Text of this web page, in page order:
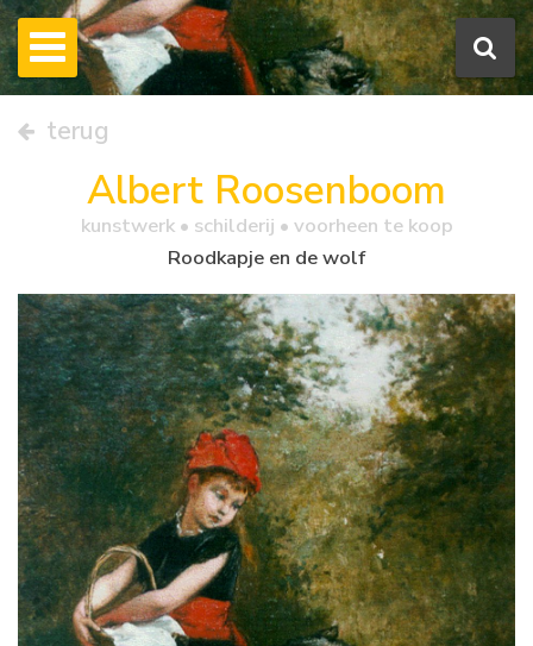
terug
Albert Roosenboom
kunstwerk • schilderij • voorheen te koop
Roodkapje en de wolf